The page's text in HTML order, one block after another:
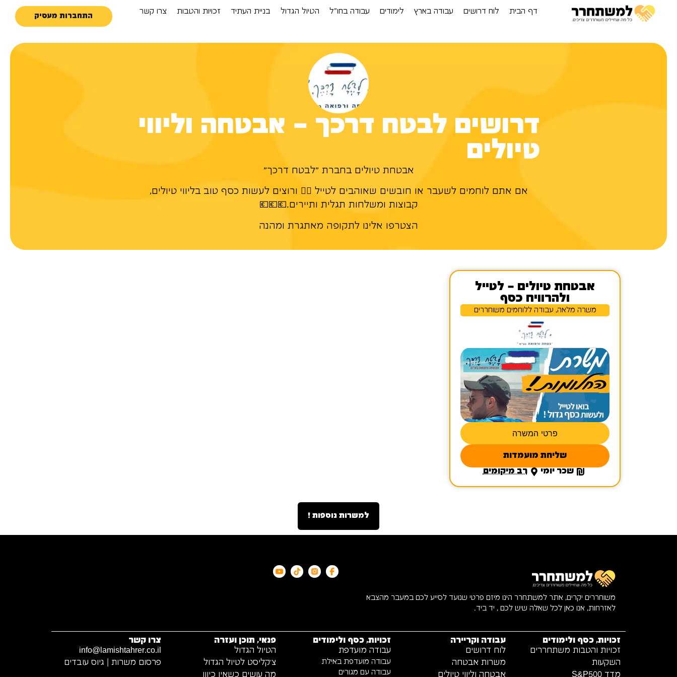
דף הבית לוח דרושים עבודה בארץ לימודים עבודה בחו”ל הטיול הגדול בניית העתיד זכויות והטבות צרו קשר
התחברות מעסיק
דרושים לבטח דרכך – אבטחה וליווי
טיולים
אבטחת טיולים בחברת "לבטח דרכך"
אם אתם לוחמים לשעבר או חובשים שאוהבים לטייל 🚴‍♀️ ורוצים לעשות כסף טוב בליווי טיולים,
קבוצות ומשלחות תגלית ותיירים.💶💶💶
הצטרפו אלינו לתקופה מאתגרת ומהנה
אבטחת טיולים – לטייל
ולהרוויח כסף
משרה מלאה, עבודה ללוחמים משוחררים
פרטי המשרה
שליחת מועמדות
שכר יומי
רב מיקומים
למשרות נוספות !
משוחררים יקרים, אתר למשתחרר הינו מיזם פרטי שנועד לסייע לכם במעבר מהצבא
לאזרחות, אנו כאן לכל שאלה שיש לכם , יד ביד.
זכויות, כסף ולימודים
זכויות והטבות משתחררים
השקעות
מדד S&P500
עבודה וקריירה
לוח דרושים
משרות אבטחה
אבטחה וליווי טיולים
זכויות, כסף ולימודים
עבודה מועדפת
עבודה מועדפת באילת
עבודה עם מגורים
פנאי, תוכן ועזרה
הטיול הגדול
צ׳קליסט לטיול הגדול
מה עושים כשאין כיוון
צרו קשר
info@lamishtahrer.co.il
פרסום משרות | גיוס עובדים